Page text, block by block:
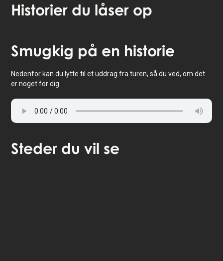
Historier du låser op
Smugkig på en historie
Nedenfor kan du lytte til et uddrag fra turen, så du ved, om det
er noget for dig.
Steder du vil se